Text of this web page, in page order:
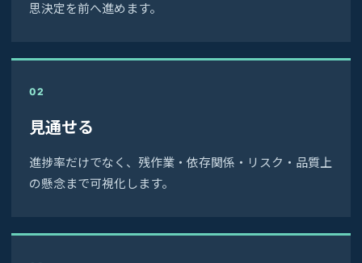
思決定を前へ進めます。
02
見通せる
進捗率だけでなく、残作業・依存関係・リスク・品質上
の懸念まで可視化します。